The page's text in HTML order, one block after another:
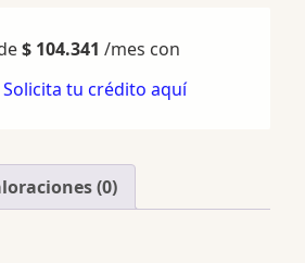
$ 104.341 /mes con
Solicita tu crédito aquí
(0)